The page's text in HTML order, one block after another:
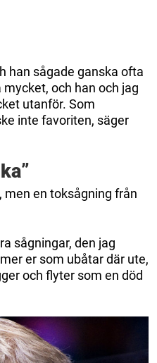
han sågade ganska ofta
och han och jag
utanför. Som
inte favoriten, säger
men en toksågning från
sågningar, den jag
er som ubåtar där ute,
och flyter som en död